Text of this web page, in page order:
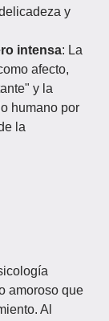
y
intensa: La
afecto,
y la
humano por
la
amoroso que
Al